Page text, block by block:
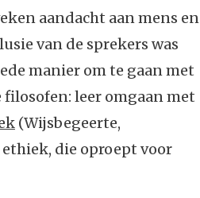
aandacht aan mens en
van de sprekers was
manier om te gaan met
leer omgaan met
(Wijsbegeerte,
die oproept voor